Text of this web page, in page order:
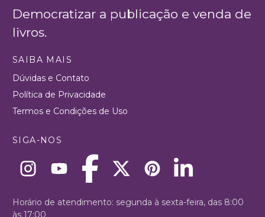
Democratizar a publicação e venda de
livros.
SAIBA MAIS
Dúvidas e Contato
Política de Privacidade
Termos e Condições de Uso
SIGA-NOS
Horário de atendimento: segunda à sexta-feira, das 8:00
às 17:00